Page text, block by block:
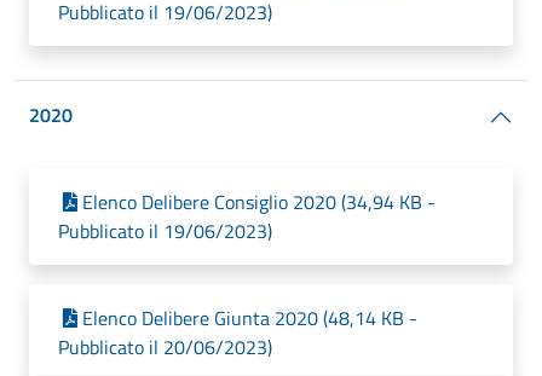
Pubblicato il 19/06/2023)
2020
Elenco Delibere Consiglio 2020 (34,94 KB -
Pubblicato il 19/06/2023)
Elenco Delibere Giunta 2020 (48,14 KB -
Pubblicato il 20/06/2023)